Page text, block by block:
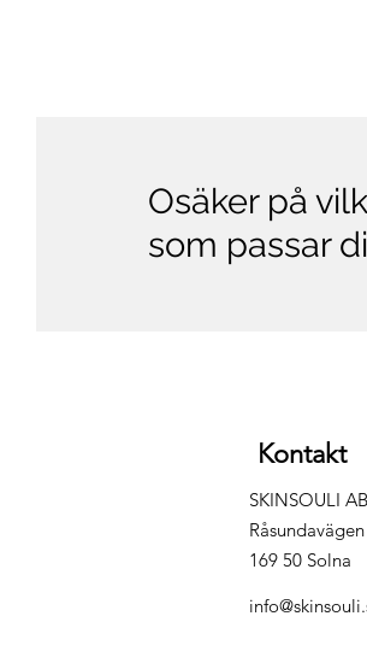
Osäker på
som passar
Kontakt
SKINSOULI AB
Råsundavägen
169 50 Solna